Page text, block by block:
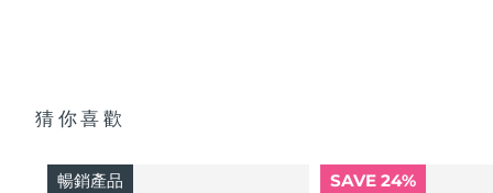
猜你喜歡
暢銷產品 SAVE 24%